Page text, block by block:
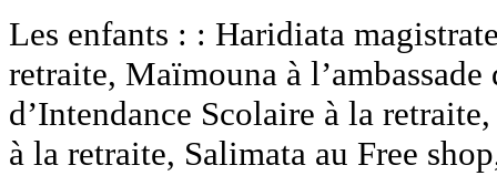
Les enfants : : Haridiata
retraite, Maïmouna à
d’Intendance Scolaire à la
à la retraite, Salimata au Free